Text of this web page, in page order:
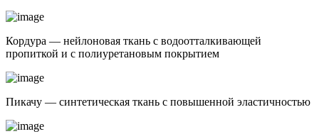
Кордура — нейлоновая ткань с водоотталкивающей
пропиткой и с полиуретановым покрытием
Пикачу — синтетическая ткань с повышенной эластичностью